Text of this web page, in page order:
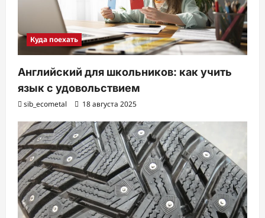
Куда поехать
Английский для школьников: как учить
язык с удовольствием
sib_ecometal 18 августа 2025